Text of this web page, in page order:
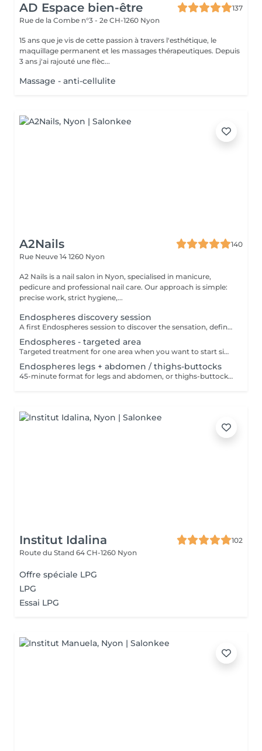
AD Espace bien-être
137
Rue de la Combe n°3 - 2e CH-1260 Nyon
15 ans que je vis de cette passion à travers l'esthétique, le
maquillage permanent et les massages thérapeutiques. Depuis
3 ans j'ai rajouté une flèc...
Massage - anti-cellulite
A2Nails
140
Rue Neuve 14 1260 Nyon
A2 Nails is a nail salon in Nyon, specialised in manicure,
pedicure and professional nail care. Our approach is simple:
precise work, strict hygiene,...
Endospheres discovery session
A first Endospheres session to discover the sensation, define the priority area and choose the simplest next step. Discovery session reserved for a first try, once per person.
Endospheres - targeted area
Targeted treatment for one area when you want to start simply or focus on a specific need.
Endospheres legs + abdomen / thighs-buttocks
45-minute format for legs and abdomen, or thighs-buttocks, depending on your aesthetic goal.
Institut Idalina
102
Route du Stand 64 CH-1260 Nyon
Offre spéciale LPG
LPG
Essai LPG